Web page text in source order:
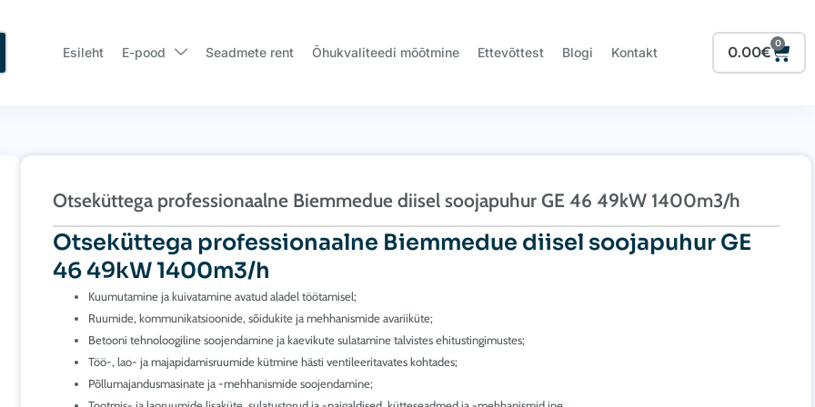
Esileht E-pood Seadmete rent Õhukvaliteedi mõõtmine Ettevõttest Blogi Kontakt 0.00€
0
Cart
Otseküttega professionaalne Biemmedue diisel soojapuhur GE 46 49kW 1400m3/h
Otseküttega professionaalne Biemmedue diisel soojapuhur GE
46 49kW 1400m3/h
Kuumutamine ja kuivatamine avatud aladel töötamisel;
Ruumide, kommunikatsioonide, sõidukite ja mehhanismide avariiküte;
Betooni tehnoloogiline soojendamine ja kaevikute sulatamine talvistes ehitustingimustes;
Töö-, lao- ja majapidamisruumide kütmine hästi ventileeritavates kohtades;
Põllumajandusmasinate ja -mehhanismide soojendamine;